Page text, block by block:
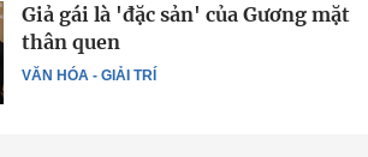
VĂN HÓA - GIẢI TRÍ
Giả gái là 'đặc sản' của Gương mặt
thân quen